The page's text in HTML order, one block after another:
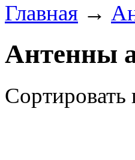
Главная →
Антенны
Сортировать